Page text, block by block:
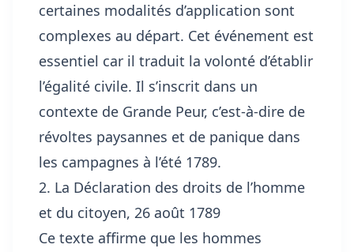
certaines modalités d’application sont
complexes au départ. Cet événement est
essentiel car il traduit la volonté d’établir
l’égalité civile. Il s’inscrit dans un
contexte de Grande Peur, c’est-à-dire de
révoltes paysannes et de panique dans
les campagnes à l’été 1789.
2. La Déclaration des droits de l’homme
et du citoyen, 26 août 1789
Ce texte affirme que les hommes